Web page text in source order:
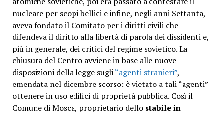
nucleare per scopi bellici e infine, negli anni Settanta,
aveva fondato il Comitato per i diritti civili che
difendeva il diritto alla libertà di parola dei dissidenti e,
più in generale, dei critici del regime sovietico. La
chiusura del Centro avviene in base alle nuove
disposizioni della legge sugli“agenti stranieri”,
emendata nel dicembre scorso: è vietato a tali “agenti”
ottenere in uso edifici di proprietà pubblica. Così il
Comune di Mosca, proprietario dellostabile in